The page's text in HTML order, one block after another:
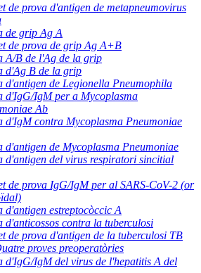
de prova d'antigen de metapneumovirus
de grip Ag A
de prova de grip Ag A+B
A/B de l'Ag de la grip
d'Ag B de la grip
d'antigen de Legionella Pneumophila
d'IgG/IgM per a Mycoplasma
Ab
d'IgM contra Mycoplasma Pneumoniae
d'antigen de Mycoplasma Pneumoniae
d'antigen del virus respiratori sincitial
de prova IgG/IgM per al SARS-CoV-2 (or
d'antigen estreptocòccic A
d'anticossos contra la tuberculosi
de prova d'antigen de la tuberculosi TB
proves preoperatòries
d'IgG/IgM del virus de l'hepatitis A del